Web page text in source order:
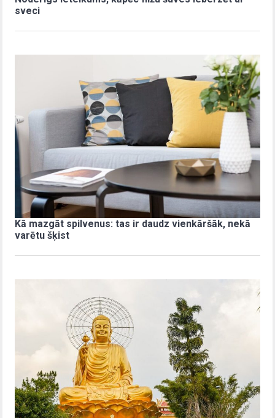
sveci
Kā mazgāt spilvenus: tas ir daudz vienkāršāk, nekā
varētu šķist